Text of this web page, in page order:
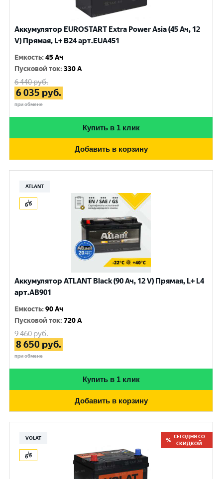
Аккумулятор EUROSTART Extra Power Asia (45 Ач, 12
V) Прямая, L+ B24 арт.EUA451
Емкость:45 Ач
Пусковой ток:330 A
6 440руб.
6 035 руб.
при обмене
Купить в 1 клик
Добавить в корзину
ATLANT
Аккумулятор ATLANT Black (90 Ач, 12 V) Прямая, L+ L4
арт.AB901
Емкость:90 Ач
Пусковой ток:720 A
9 460руб.
8 650 руб.
при обмене
Купить в 1 клик
Добавить в корзину
VOLAT
СЕГОДНЯ СО
СКИДКОЙ